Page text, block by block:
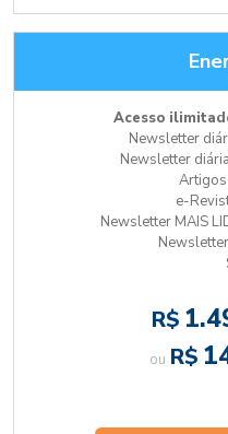
Acesso
Newsletter
Newsletter
e-
Newsletter MAIS
R$
ou R$